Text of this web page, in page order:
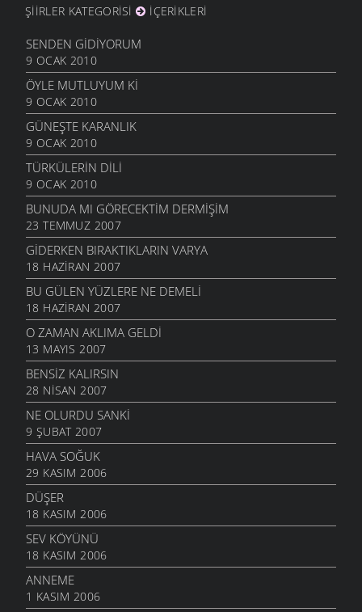
ŞIIRLER KATEGORISI İÇERIKLERI
SENDEN GIDIYORUM
9 OCAK 2010
ÖYLE MUTLUYUM KI
9 OCAK 2010
GÜNEŞTE KARANLIK
9 OCAK 2010
TÜRKÜLERIN DILI
9 OCAK 2010
BUNUDA MI GÖRECEKTIM DERMIŞIM
23 TEMMUZ 2007
GIDERKEN BIRAKTIKLARIN VARYA
18 HAZIRAN 2007
BU GÜLEN YÜZLERE NE DEMELI
18 HAZIRAN 2007
O ZAMAN AKLIMA GELDI
13 MAYIS 2007
BENSIZ KALIRSIN
28 NISAN 2007
NE OLURDU SANKI
9 ŞUBAT 2007
HAVA SOĞUK
29 KASIM 2006
DÜŞER
18 KASIM 2006
SEV KÖYÜNÜ
18 KASIM 2006
ANNEME
1 KASIM 2006